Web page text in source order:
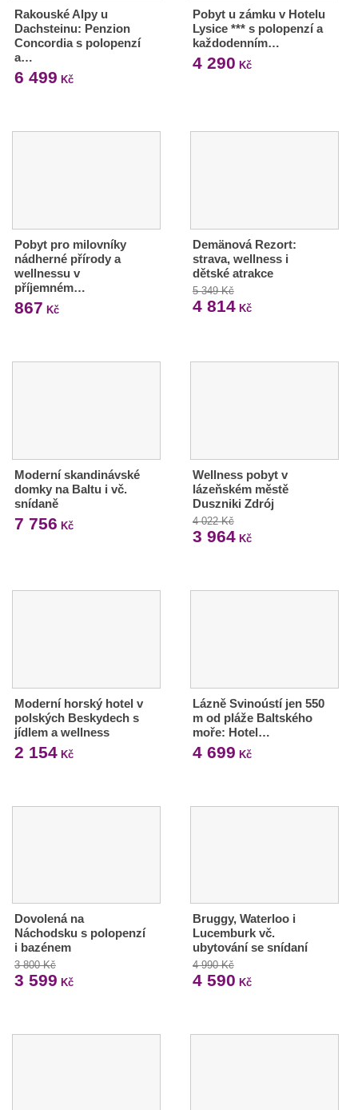
Rakouské Alpy u
Dachsteinu: Penzion
Concordia s polopenzí
a…
6 499 Kč
Pobyt u zámku v Hotelu
Lysice *** s polopenzí a
každodenním…
4 290 Kč
Pobyt pro milovníky
nádherné přírody a
wellnessu v
příjemném…
867 Kč
Demänová Rezort:
strava, wellness i
dětské atrakce
5 349 Kč
4 814Kč
Moderní skandinávské
domky na Baltu i vč.
snídaně
7 756 Kč
Wellness pobyt v
lázeňském městě
Duszniki Zdrój
4 022 Kč
3 964Kč
Moderní horský hotel v
polských Beskydech s
jídlem a wellness
2 154 Kč
Lázně Svinoústí jen 550
m od pláže Baltského
moře: Hotel…
4 699 Kč
Dovolená na
Náchodsku s polopenzí
i bazénem
3 800 Kč
3 599 Kč
Bruggy, Waterloo i
Lucemburk vč.
ubytování se snídaní
4 990 Kč
4 590 Kč